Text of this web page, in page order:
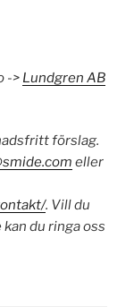
-> Lundgren AB
förslag.
eller
. Vill du
du ringa oss